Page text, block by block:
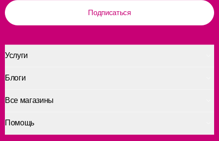
Подписаться
Услуги
Помощь
Блоги
Все магазины